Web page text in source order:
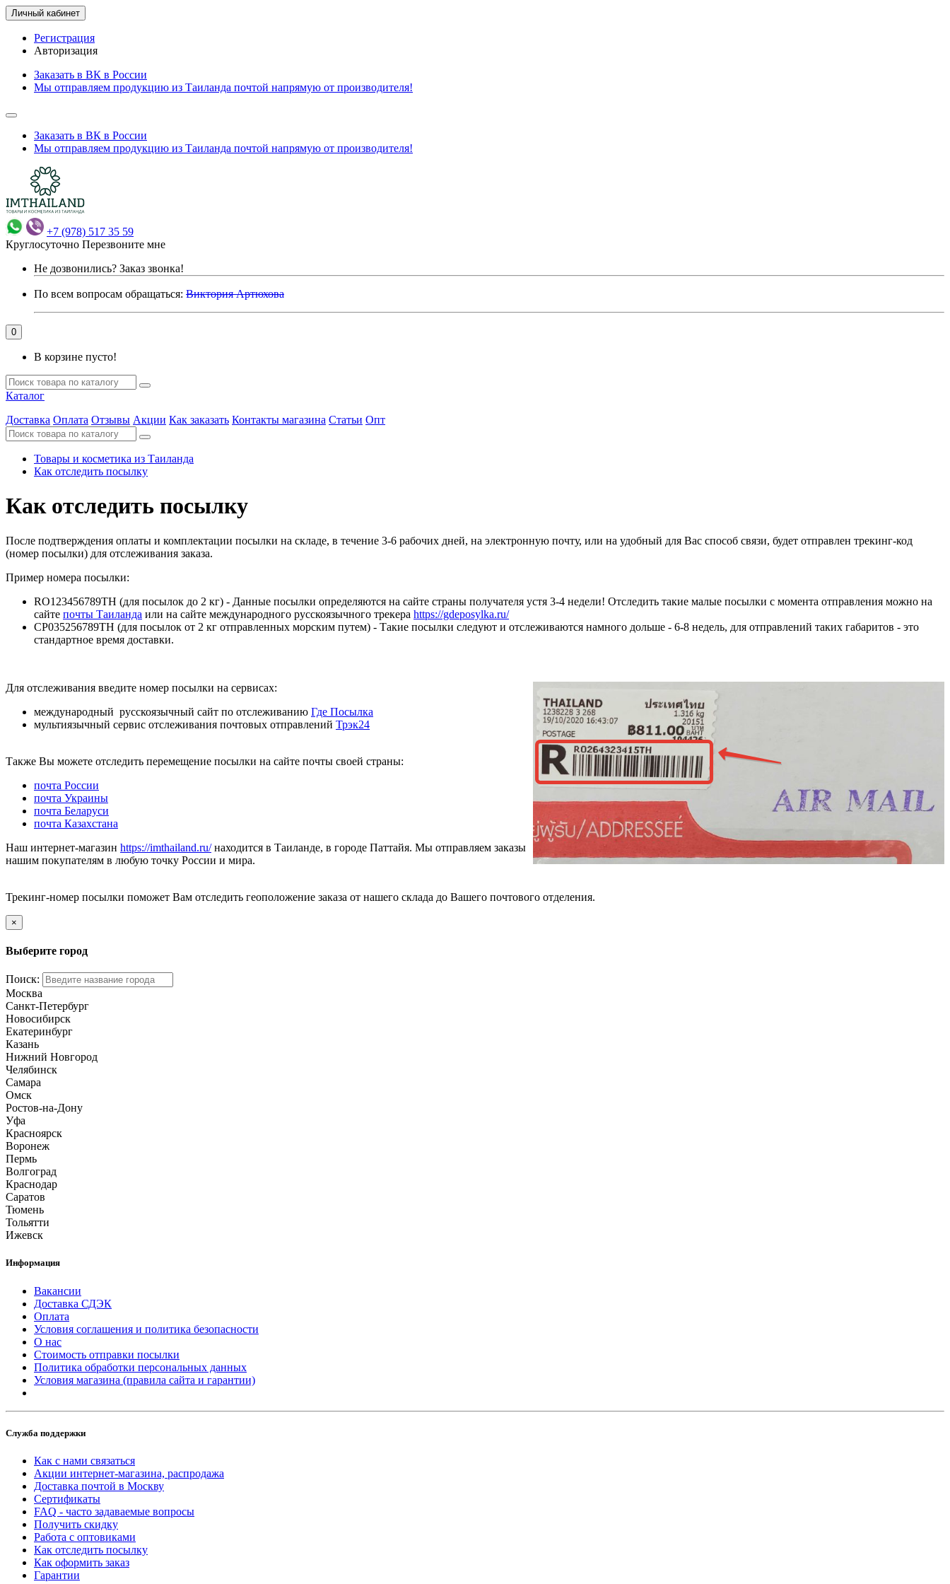
Личный кабинет
Регистрация
Авторизация
Заказать в ВК в России
Мы отправляем продукцию из Таиланда почтой напрямую от производителя!
Заказать в ВК в России
Мы отправляем продукцию из Таиланда почтой напрямую от производителя!
+7 (978) 517 35 59
Круглосуточно Перезвоните мне
Не дозвонились? Заказ звонка!
По всем вопросам обращаться: Виктория Артюхова
0
В корзине пусто!
Каталог
Доставка Оплата Отзывы Акции Как заказать Контакты магазина Статьи Опт
Товары и косметика из Таиланда
Как отследить посылку
Как отследить посылку
После подтверждения оплаты и комплектации посылки на складе, в течение 3-6 рабочих дней, на электронную почту, или на удобный для Вас способ связи, будет отправлен трекинг-код
(номер посылки) для отслеживания заказа.
Пример номера посылки:
RO123456789TH (для посылок до 2 кг) - Данные посылки определяются на сайте страны получателя устя 3-4 недели! Отследить такие малые посылки с момента отправления можно на
сайте почты Таиланда или на сайте международного русскоязычного трекера https://gdeposylka.ru/
CP035256789TH (для посылок от 2 кг отправленных морским путем) - Такие посылки следуют и отслеживаются намного дольше - 6-8 недель, для отправлений таких габаритов - это
стандартное время доставки.
Для отслеживания введите номер посылки на сервисах:
международный русскоязычный сайт по отслеживанию Где Посылка
мультиязычный сервис отслеживания почтовых отправлений Трэк24
Также Вы можете отследить перемещение посылки на сайте почты своей страны:
почта России
почта Украины
почта Беларуси
почта Казахстана
Наш интернет-магазин https://imthailand.ru/находится в Таиланде, в городе Паттайя. Мы отправляем заказы
нашим покупателям в любую точку России и мира.
Трекинг-номер посылки поможет Вам отследить геоположение заказа от нашего склада до Вашего почтового отделения.
×
Выберите город
Поиск:
Москва
Санкт-Петербург
Новосибирск
Екатеринбург
Казань
Нижний Новгород
Челябинск
Самара
Омск
Ростов-на-Дону
Уфа
Красноярск
Воронеж
Пермь
Волгоград
Краснодар
Саратов
Тюмень
Тольятти
Ижевск
Информация
Вакансии
Доставка СДЭК
Оплата
Условия соглашения и политика безопасности
О нас
Стоимость отправки посылки
Политика обработки персональных данных
Условия магазина (правила сайта и гарантии)
Служба поддержки
Как с нами связаться
Акции интернет-магазина, распродажа
Доставка почтой в Москву
Сертификаты
FAQ - часто задаваемые вопросы
Получить скидку
Работа с оптовиками
Как отследить посылку
Как оформить заказ
Гарантии